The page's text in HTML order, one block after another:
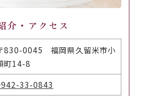
介・アクセス
830-0045 福岡県久留米市小
町14-8
33-0843